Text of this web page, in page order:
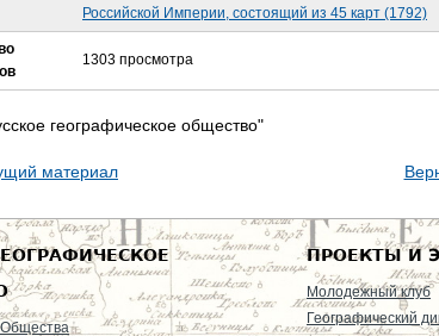
Российской Империи, состоящий из 45 карт (1792)
1303 просмотра
географическое общество"
материал
ПРОЕКТЫ И
Молодежный клуб
Географический